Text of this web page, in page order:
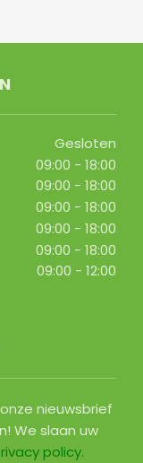
Gesloten
09:00 - 18:00
09:00 - 18:00
09:00 - 18:00
09:00 - 18:00
09:00 - 18:00
09:00 - 12:00
nieuwsbrief
We slaan uw
policy.